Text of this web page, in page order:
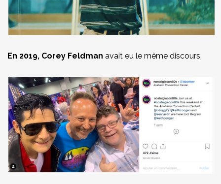
En 2019, Corey Feldman avait eu le même discours.